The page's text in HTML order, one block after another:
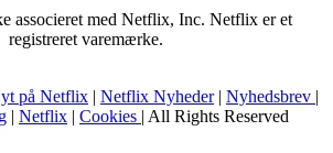
associeret med Netflix, Inc. Netflix er et
registreret varemærke.
på Netflix | Netflix Nyheder| Nyhedsbrev |
| Netflix | Cookies | All Rights Reserved